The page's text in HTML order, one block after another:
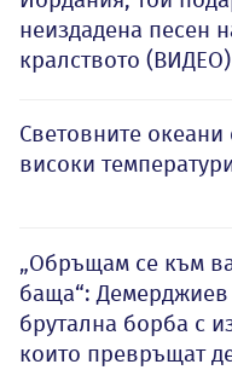
неиздадена песен
кралството (ВИДЕО)
Световните океани
високи
„Обръщам се към
баща“:
брутална борба с
които превръщат